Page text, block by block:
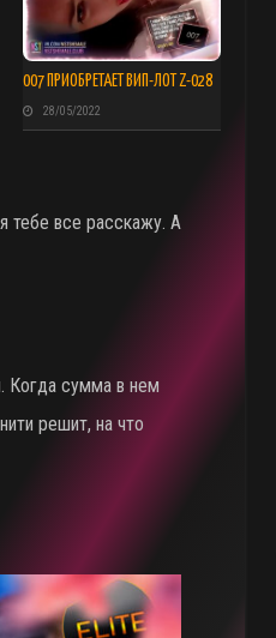
007 ПРИОБРЕТАЕТ ВИП-ЛОТ Z-028
28/05/2022
тебе все расскажу. А
Когда сумма в нем
решит, на что